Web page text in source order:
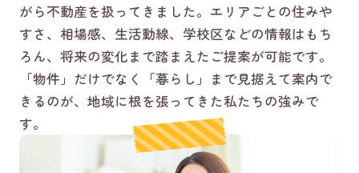
がら不動産を扱ってきました。エリアごとの住みや
すさ、相場感、生活動線、学校区などの情報はもち
ろん、将来の変化まで踏まえたご提案が可能です。
「物件」だけでなく「暮らし」まで見据えて案内で
きるのが、地域に根を張ってきた私たちの強みで
す。